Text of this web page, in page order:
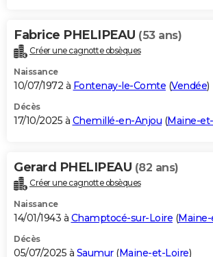
Bricolage
Lifestyle
Culture
Sport
Auto
Television
Voyage
Cinema
Fabrice PHELIPEAU (53 ans)
Créer une cagnotte obsèques
Naissance
10/07/1972 à Fontenay-le-Comte (Vendée)
Décès
17/10/2025 à Chemillé-en-Anjou (Maine-
Gerard PHELIPEAU (82 ans)
Créer une cagnotte obsèques
Naissance
14/01/1943 à Champtocé-sur-Loire (
Décès
05/07/2025 à Saumur(Maine-et-Loire)